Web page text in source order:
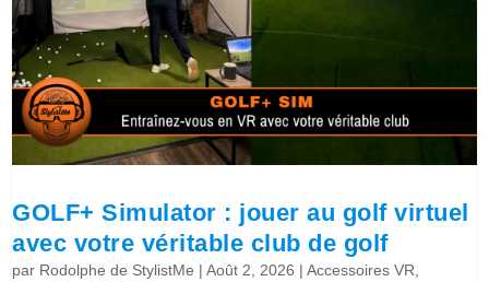
GOLF+ Simulator : jouer au golf virtuel
avec votre véritable club de golf
par Rodolphe de StylistMe |Août 2, 2026 |Accessoires VR